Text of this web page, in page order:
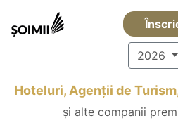
2026
Hoteluri, Agenții de
și alte companii